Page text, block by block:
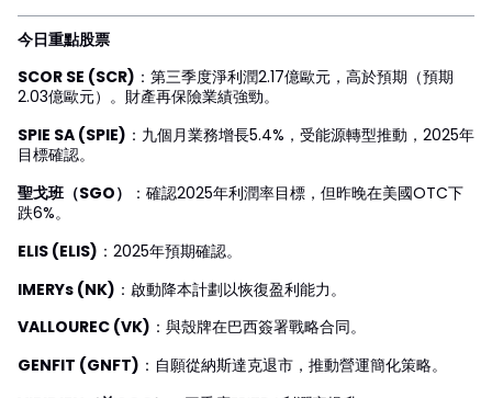
今日重點股票
SCOR SE (SCR) ：第三季度淨利潤2.17億歐元，高於預期（預期
2.03億歐元）。財產再保險業績強勁。
SPIE SA (SPIE) ：九個月業務增長5.4%，受能源轉型推動，2025年
目標確認。
聖戈班（SGO）
：確認2025年利潤率目標，但昨晚在美國OTC下
跌6%。
ELIS (ELIS) ：2025年預期確認。
IMERYs (NK) ：啟動降本計劃以恢復盈利能力。
VALLOUREC (VK) ：與殼牌在巴西簽署戰略合同。
GENFIT (GNFT) ：自願從納斯達克退市，推動營運簡化策略。